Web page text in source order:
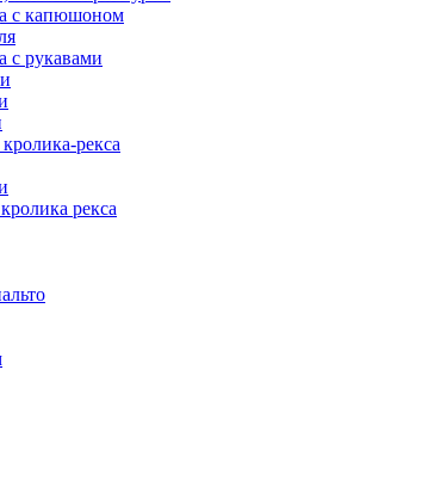
с капюшоном
с рукавами
рекса
рекса